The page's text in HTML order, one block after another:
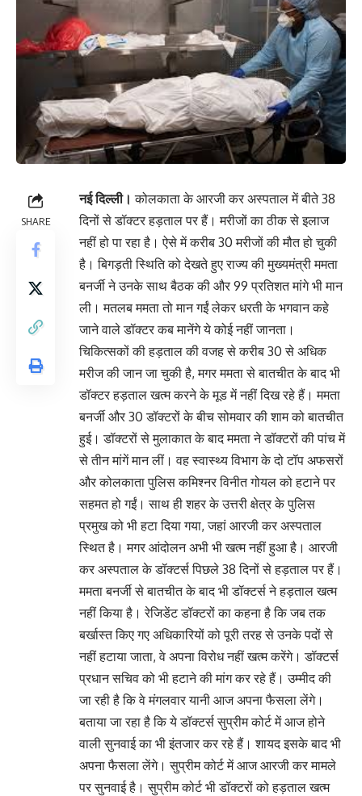
SHARE
नई दिल्ली।कोलकाता के आरजी कर अस्पताल में बीते 38
दिनों से डॉक्टर हड़ताल पर हैं। मरीजों का ठीक से इलाज
नहीं हो पा रहा है। ऐसे में करीब 30 मरीजों की मौत हो चुकी
है। बिगड़ती स्थिति को देखते हुए राज्य की मुख्यमंत्री ममता
बनर्जी ने उनके साथ बैठक की और 99 प्रतिशत मांगे भी मान
ली। मतलब ममता तो मान गईं लेकर धरती के भगवान कहे
जाने वाले डॉक्टर कब मानेंगे ये कोई नहीं जानता।
चिकित्सकों की हड़ताल की वजह से करीब 30 से अधिक
मरीज की जान जा चुकी है, मगर ममता से बातचीत के बाद भी
डॉक्टर हड़ताल खत्म करने के मूड में नहीं दिख रहे हैं। ममता
बनर्जी और 30 डॉक्टरों के बीच सोमवार की शाम को बातचीत
हुई। डॉक्टरों से मुलाकात के बाद ममता ने डॉक्टरों की पांच में
से तीन मांगें मान लीं। वह स्वास्थ्य विभाग के दो टॉप अफसरों
और कोलकाता पुलिस कमिश्नर विनीत गोयल को हटाने पर
सहमत हो गईं। साथ ही शहर के उत्तरी क्षेत्र के पुलिस
प्रमुख को भी हटा दिया गया, जहां आरजी कर अस्पताल
स्थित है। मगर आंदोलन अभी भी खत्म नहीं हुआ है। आरजी
कर अस्पताल के डॉक्टर्स पिछले 38 दिनों से हड़ताल पर हैं।
ममता बनर्जी से बातचीत के बाद भी डॉक्टर्स ने हड़ताल खत्म
नहीं किया है। रेजिडेंट डॉक्टरों का कहना है कि जब तक
बर्खास्त किए गए अधिकारियों को पूरी तरह से उनके पदों से
नहीं हटाया जाता, वे अपना विरोध नहीं खत्म करेंगे। डॉक्टर्स
प्रधान सचिव को भी हटाने की मांग कर रहे हैं। उम्मीद की
जा रही है कि वे मंगलवार यानी आज अपना फैसला लेंगे।
बताया जा रहा है कि ये डॉक्टर्स सुप्रीम कोर्ट में आज होने
वाली सुनवाई का भी इंतजार कर रहे हैं। शायद इसके बाद भी
अपना फैसला लेंगे। सुप्रीम कोर्ट में आज आरजी कर मामले
पर सुनवाई है। सुप्रीम कोर्ट भी डॉक्टरों को हड़ताल खत्म